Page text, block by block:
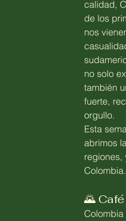
calidad,
de los
nos
no solo
también
fuerte,
orgullo.
Esta
abrimos
regiones,
Colombia.
🌄